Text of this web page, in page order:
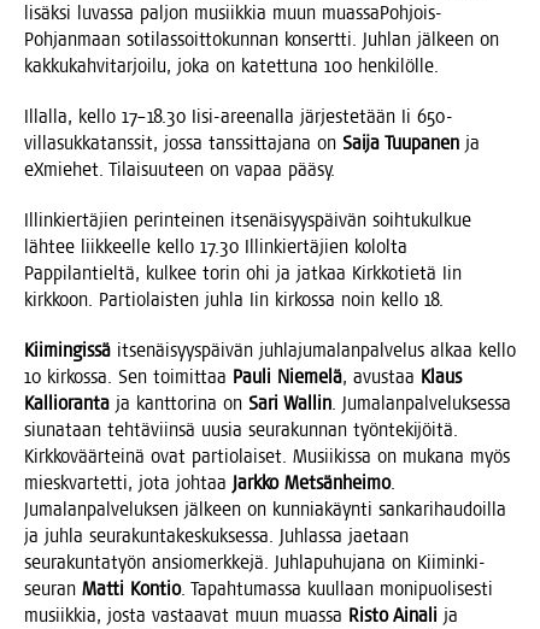
lisäk­si luvas­sa pal­jon musiik­kia muun muas­sa­Poh­jois-
Poh­jan­maan soti­las­soit­to­kun­nan kon­sert­ti. Juh­lan jäl­keen on
kak­ku­kah­vi­tar­joi­lu, joka on katet­tu­na 100 henkilölle.
Illal­la, kel­lo 17–18.30 Iisi-aree­nal­la jär­jes­te­tään Ii 650-
vil­la­suk­ka­tans­sit, jos­sa tans­sit­ta­ja­na on Sai­ja Tuu­pa­nen ja
eXmie­het. Tilai­suu­teen on vapaa pääsy.
Illin­kier­tä­jien perin­tei­nen itse­näi­syys­päi­vän soih­tu­kul­kue
läh­tee liik­keel­le kel­lo 17.30 Illin­kier­tä­jien kolol­ta
Pap­pi­lan­tiel­tä, kul­kee torin ohi ja jat­kaa Kirk­ko­tie­tä Iin
kirk­koon. Par­tio­lais­ten juh­la Iin kir­kos­sa noin kel­lo 18.
Kii­min­gis­sä itse­näi­syys­päi­vän juh­la­ju­ma­lan­pal­ve­lus alkaa kel­lo
10 kir­kos­sa. Sen toi­mit­taa Pau­li Nie­me­lä, avus­taa Klaus
Kal­lio­ran­ta ja kant­to­ri­na on Sari Wal­lin. Juma­lan­pal­ve­luk­ses­sa
siu­na­taan teh­tä­viin­sä uusia seu­ra­kun­nan työn­te­ki­jöi­tä.
Kirk­ko­väär­tei­nä ovat par­tio­lai­set. Musii­kis­sa on muka­na myös
mies­kvar­tet­ti, jota joh­taa Jark­ko Met­sän­hei­mo.
Juma­lan­pal­ve­luk­sen jäl­keen on kun­nia­käyn­ti san­ka­ri­hau­doil­la
ja juh­la seu­ra­kun­ta­kes­kuk­ses­sa. Juh­las­sa jae­taan
seu­ra­kun­ta­työn ansio­merk­ke­jä. Juh­la­pu­hu­ja­na on Kii­min­ki-
seu­ran Mat­ti Kon­tio. Tapah­tu­mas­sa kuul­laan moni­puo­li­ses­ti
musiik­kia, jos­ta vas­taa­vat muun muas­sa Ris­to Aina­li ja